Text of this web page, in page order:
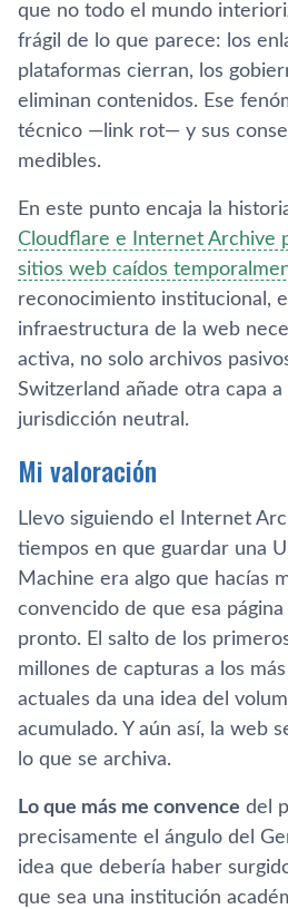
que no todo el mundo
frágil de lo que parece: los
plataformas cierran, los
eliminan contenidos. Ese
técnico —link rot— y sus
medibles.
En este punto encaja la
Cloudflare e Internet Archive
sitios web caídos
reconocimiento institucional,
infraestructura de la web
activa, no solo archivos
Switzerland añade otra capa
jurisdicción neutral.
Mi valoración
Llevo siguiendo el Internet
tiempos en que guardar una
Machine era algo que hacías
convencido de que esa
pronto. El salto de los
millones de capturas a los
actuales da una idea del
acumulado. Y aún así, la web
lo que se archiva.
Lo que más me convence del
precisamente el ángulo del
idea que debería haber
que sea una institución